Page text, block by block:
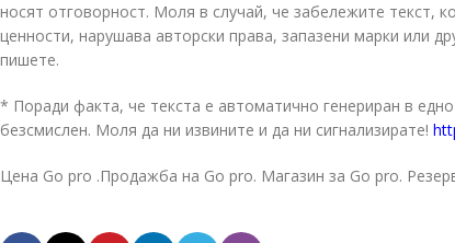
носят отговорност. Моля в случай, че забележите текст,
ценности, нарушава авторски права, запазени марки или
пишете.
* Поради факта, че текста е автоматично генериран в
безсмислен. Моля да ни извините и да ни сигнализирате!
Цена Go pro .Продажба на Go pro. Магазин за Go pro.